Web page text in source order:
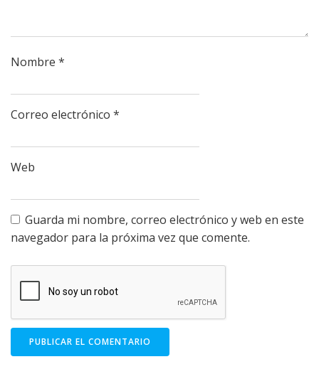
Nombre *
Correo electrónico *
Web
Guarda mi nombre, correo electrónico y web en este
navegador para la próxima vez que comente.